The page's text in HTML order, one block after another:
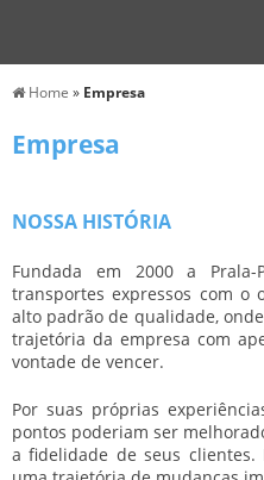
Home » Empresa
Empresa
NOSSA HISTÓRIA
Fundada em 2000 a
transportes expressos com o
alto padrão de qualidade,
trajetória da empresa com
vontade de vencer.
Por suas próprias
pontos poderiam ser
a fidelidade de seus